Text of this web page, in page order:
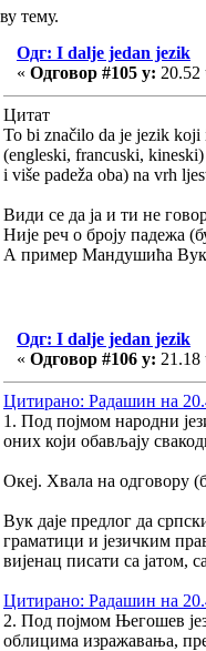
тему.
Одг: I dalje jedan jezik
« Одговор #105 у: 20.52
Цитат
To bi značilo da je jezik koji
(engleski, francuski,
i više padeža oba) na vrh
Види се да ја и ти не
Није реч о броју падежа
А пример Мандушића Вука
Одг: I dalje jedan jezik
« Одговор #106 у: 21.18
Цитирано: Радашин на
1. Под појмом народни
оних који обављају
Океј. Хвала на одговору
Вук даје предлог да
граматици и језичким
вијенац писати са јатом,
Цитирано: Радашин на
2. Под појмом Његошев
облицима изражавања,